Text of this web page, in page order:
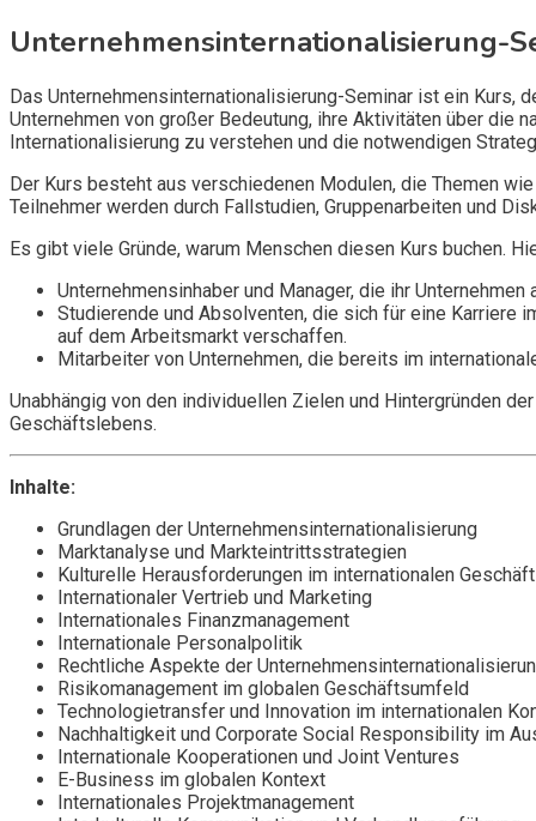
Unternehmensinternationalisierung-
Das Unternehmensinternationalisierung-Seminar ist ein
Unternehmen von großer Bedeutung, ihre Aktivitäten über die
Internationalisierung zu verstehen und die notwendigen
Der Kurs besteht aus verschiedenen Modulen, die Themen
Teilnehmer werden durch Fallstudien, Gruppenarbeiten und
Es gibt viele Gründe, warum Menschen diesen Kurs buchen.
Unternehmensinhaber und Manager, die ihr
Studierende und Absolventen, die sich für eine Karriere
auf dem Arbeitsmarkt verschaffen.
Mitarbeiter von Unternehmen, die bereits im
Unabhängig von den individuellen Zielen und Hintergründen
Geschäftslebens.
Inhalte:
Grundlagen der Unternehmensinternationalisierung
Marktanalyse und Markteintrittsstrategien
Kulturelle Herausforderungen im internationalen Geschäft
Internationaler Vertrieb und Marketing
Internationales Finanzmanagement
Internationale Personalpolitik
Rechtliche Aspekte der
Risikomanagement im globalen Geschäftsumfeld
Technologietransfer und Innovation im internationalen
Nachhaltigkeit und Corporate Social Responsibility im
Internationale Kooperationen und Joint Ventures
E-Business im globalen Kontext
Internationales Projektmanagement